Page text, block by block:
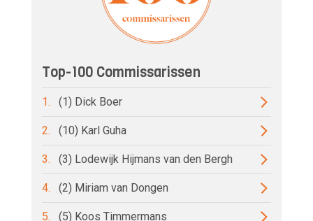
Top-100 Commissarissen
1. (1) Dick Boer
2. (10) Karl Guha
3. (3) Lodewijk Hijmans van den Bergh
4. (2) Miriam van Dongen
5. (5) Koos Timmermans